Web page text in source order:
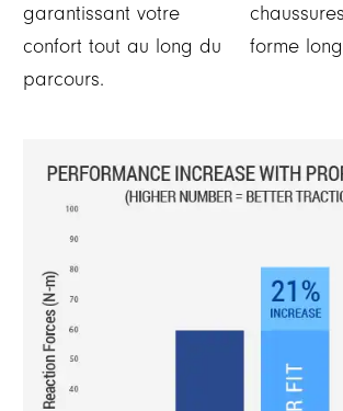
garantissant votre
confort tout au long du
parcours.
forme